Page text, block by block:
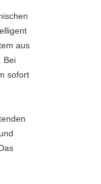
aus
Bei
sofort